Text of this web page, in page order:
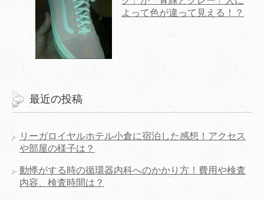
よって色が違って見える！？
最近の投稿
リーガロイヤルホテル小倉に宿泊した感想！アクセス
や部屋の様子は？
動悸がする時の循環器内科へのかかり方！費用や検査
内容、検査時間は？